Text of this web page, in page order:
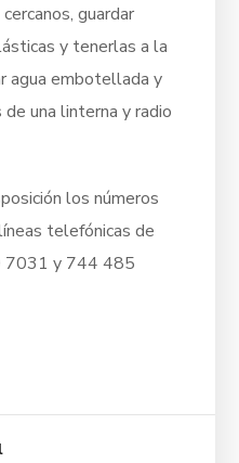
guardar
y tenerlas a la
agua embotellada y
una linterna y radio
los números
telefónicas de
7031 y 744 485